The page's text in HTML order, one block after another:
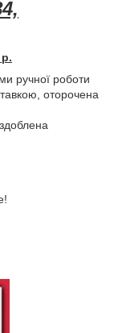
ручної роботи
оторочена